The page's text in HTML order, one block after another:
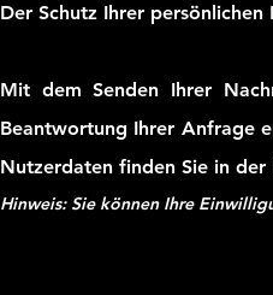
Der Schutz Ihrer
Mit dem Senden Ihrer
Beantwortung Ihrer Anfrage
Nutzerdaten finden Sie in der
Hinweis: Sie können Ihre